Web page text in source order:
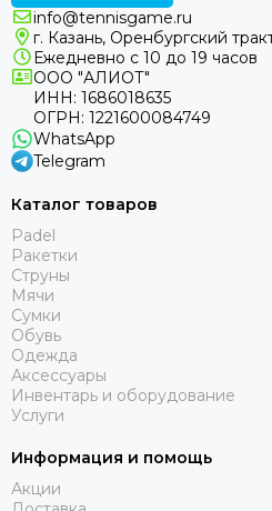
info@tennisgame.ru
г. Казань, Оренбургский
Ежедневно с 10 до 19 часов
ООО "АЛИОТ"
ИНН: 1686018635
ОГРН: 1221600084749
WhatsApp
Telegram
Каталог товаров
Padel
Ракетки
Струны
Мячи
Сумки
Обувь
Одежда
Аксессуары
Инвентарь и оборудование
Услуги
Информация и помощь
Акции